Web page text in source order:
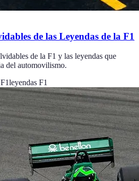
de las Leyendas de la F1
de la F1 y las leyendas que
del automovilismo.
leyendas F1